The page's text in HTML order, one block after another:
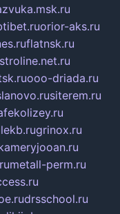
orior-aks.ru
flatnsk.ru
ooo-driada.ru
siterem.ru
grinox.ru
metall-perm.ru
drsschool.ru